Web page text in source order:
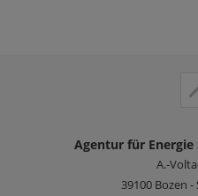
Agentur für
A.-
39100 Bozen